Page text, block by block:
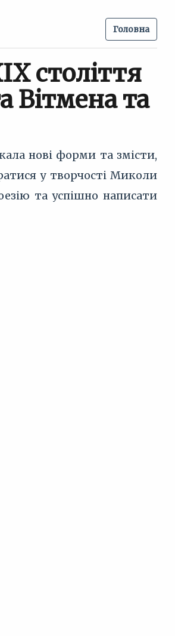
Головна
століття
Вітмена та
нові форми та змісти,
у творчості Миколи
та успішно написати